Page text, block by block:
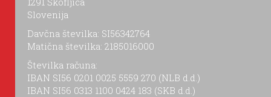
Slovenija
Davčna številka: SI56342764
Matična številka: 2185016000
Številka računa:
IBAN SI56 0201 0025 5559 270 (NLB d.d.)
IBAN SI56 0313 1100 0424 183 (SKB d.d.)